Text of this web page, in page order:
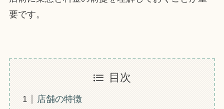
要です。
目次
店舗の特徴